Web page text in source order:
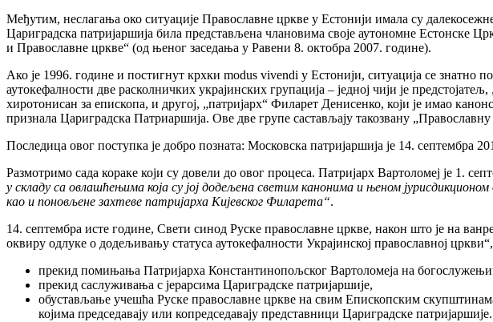
Међутим, неслагања око ситуације Православне цркве у Естонији имала су
Цариградска патријаршија била представљена члановима своје аутономне Естонске
и Православне цркве“ (од њеног заседања у Равени 8. октобра 2007. године).
Ако је 1996. године и постигнут крхки modus vivendi у Естонији, ситуација се знатно
аутокефалности две расколничких украјинских групација – једној чији је
хиротонисан за епископа, и другој, „патријарх“ Филарет Денисенко, који је имао
признала Цариградска Патриаршија. Ове две групе састављају такозвану
Последица овог поступка је добро позната: Московска патријаршија је 14. септембра
Размотримо сада кораке који су довели до овог процеса. Патријарх Вартоломеј је 1.
у складу са овлашћењима која су јој додељена светим канонима и њеном
као и поновљене захтеве патријарха Кијевског Филарета“.
14. септембра исте године, Свети синод Руске православне цркве, након што је на
оквиру одлуке о додељивању статуса аутокефалности Украјинској православној
прекид помињања Патријарха Константинопољског Вартоломеја на
прекид саслуживања с јерарсима Цариградске патријаршије,
обустављање учешћа Руске православне цркве на свим Епископским
којима председавају или копредседавају представници Цариградске патријаршије.